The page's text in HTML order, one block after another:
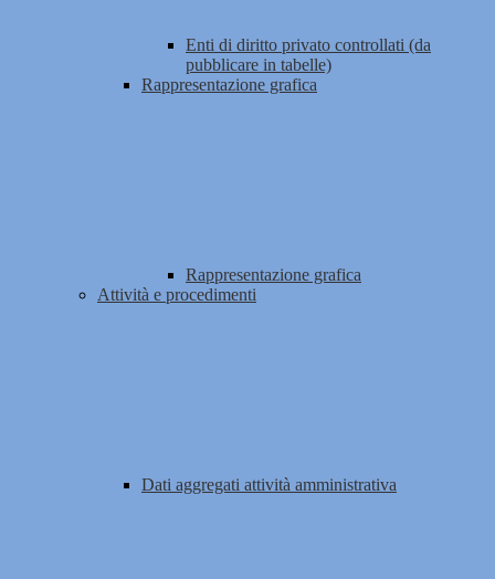
Enti di diritto privato controllati (da
pubblicare in tabelle)
Rappresentazione grafica
Rappresentazione grafica
Attività e procedimenti
Dati aggregati attività amministrativa